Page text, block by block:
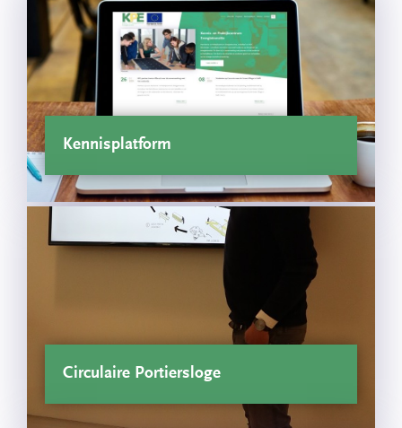
Kennisplatform
Circulaire Portiersloge